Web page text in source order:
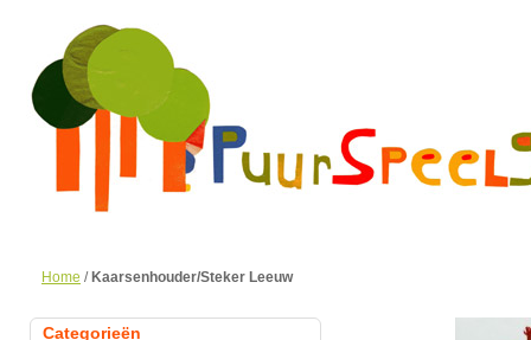
Home / Kaarsenhouder/Steker Leeuw
Categorieën